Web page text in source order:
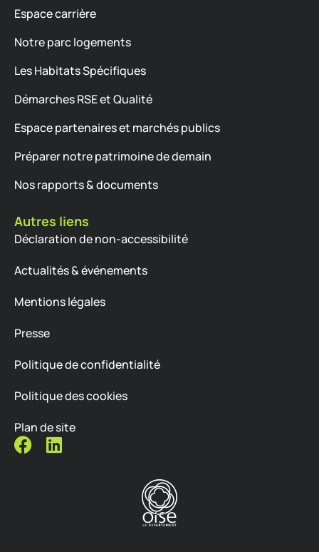
Espace carrière
Notre parc logements
Les Habitats Spécifiques
Démarches RSE et Qualité
Espace partenaires et marchés publics
Préparer notre patrimoine de demain
Nos rapports & documents
Autres liens
Déclaration de non-accessibilité
Actualités & événements
Mentions légales
Presse
Politique de confidentialité
Politique des cookies
Plan de site